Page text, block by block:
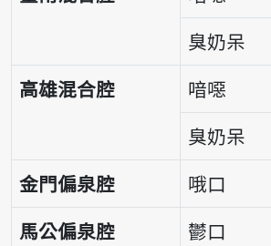
臭奶呆
高雄混合腔
喑噁
臭奶呆
金門偏泉腔
哦口
馬公偏泉腔
鬱口